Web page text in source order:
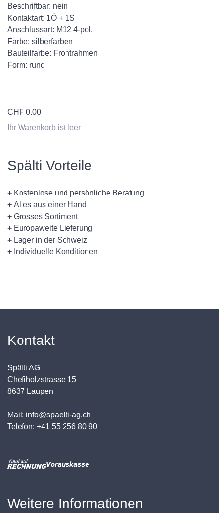
Beschriftbar: nein
Kontaktart: 1Ö + 1S
Anschlussart: M12 4-pol.
Farbe: silberfarben
Bauteilfarbe: Frontrahmen
Form: rund
CHF 0.00
Ihr Warenkorb ist leer
Spälti Vorteile
+ Kostenlose und persönliche Beratung
+ Alles aus einer Hand
+ Grosses Sortiment
+ Europaweite Lieferung
+ Lager in der Schweiz
+ Individuelle Konditionen
Kontakt
Spälti AG
Chefiholzstrasse 15
8637 Laupen
Mail: info@spaelti-ag.ch
Telefon: +41 55 256 80 90
Weitere Informationen